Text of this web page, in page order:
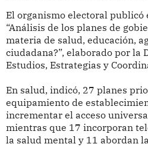
El organismo electoral publicó
“Análisis de los planes de
materia de salud, educación,
ciudadana?”, elaborado por la
Estudios, Estrategias y
En salud, indicó, 27 planes
equipamiento de
incrementar el acceso
mientras que 17 incorporan
la salud mental y 11 abordan